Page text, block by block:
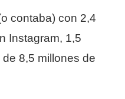
contaba) con 2,4
Instagram, 1,5
8,5 millones de